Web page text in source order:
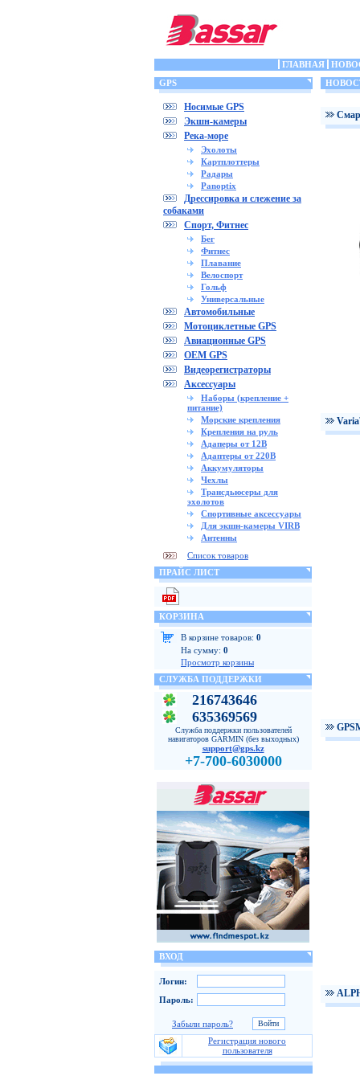
ГЛАВНАЯ
GPS
Носимые GPS
Экшн-камеры
Река-море
Эхолоты
Картплоттеры
Радары
Panoptix
Дрессировка и слежение за
собаками
Спорт, Фитнес
Бег
Фитнес
Плавание
Велоспорт
Гольф
Универсальные
Автомобильные
Мотоциклетные GPS
Авиационные GPS
OEM GPS
Видеорегистраторы
Аксессуары
Наборы (крепление +
питание)
Морские крепления
Крепления на руль
Адаперы от 12В
Адаптеры от 220В
Аккумуляторы
Чехлы
Трансдьюсеры для
эхолотов
Спортивные аксессуары
Для экшн-камеры VIRB
Антенны
Список товаров
ПРАЙС ЛИСТ
КОРЗИНА
В корзине товаров: 0
На сумму: 0
Просмотр корзины
СЛУЖБА ПОДДЕРЖКИ
216743646
635369569
Служба поддержки пользователей
навигаторов GARMIN (без выходных)
support@gps.kz
+7-700-6030000
ВХОД
Логин:
Пароль:
Забыли пароль?
Регистрация нового
пользователя